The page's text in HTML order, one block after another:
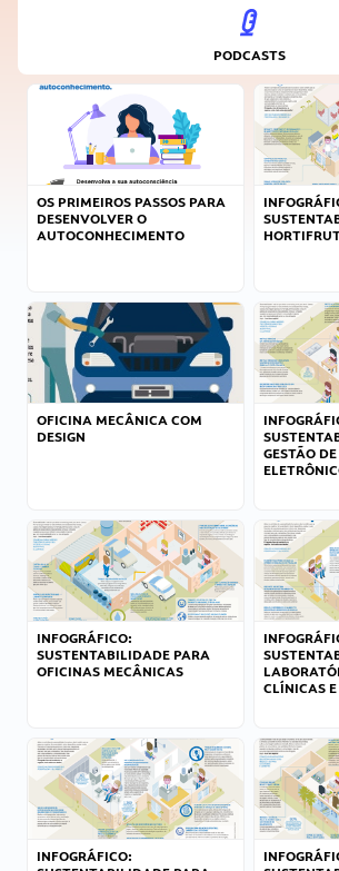
PODCASTS
OS PRIMEIROS PASSOS PARA
DESENVOLVER O
AUTOCONHECIMENTO
OFICINA MECÂNICA COM
DESIGN
GESTÃO
INFOGRÁFICO:
SUSTENTABILIDADE PARA
OFICINAS MECÂNICAS
CLÍNICAS
INFOGRÁFICO: